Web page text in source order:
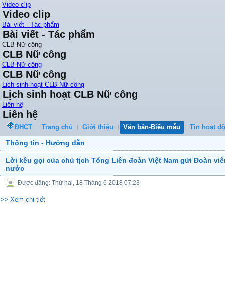
Video clip
Video clip
Bài viết - Tác phẩm
Bài viết - Tác phẩm
CLB Nữ công
CLB Nữ công
CLB Nữ công
CLB Nữ công
Lịch sinh hoạt CLB Nữ công
Lịch sinh hoạt CLB Nữ công
Liên hệ
Liên hệ
ĐHCT Trang chủ Giới thiệu Văn bản-Biểu mẫu Tin hoạt
Thông tin - Hướng dẫn
Lời kêu gọi của chủ tịch Tổng Liên đoàn Việt Nam gửi Đoàn
nước
Được đăng: Thứ hai, 18 Tháng 6 2018 07:23
>> Xem chi tiết